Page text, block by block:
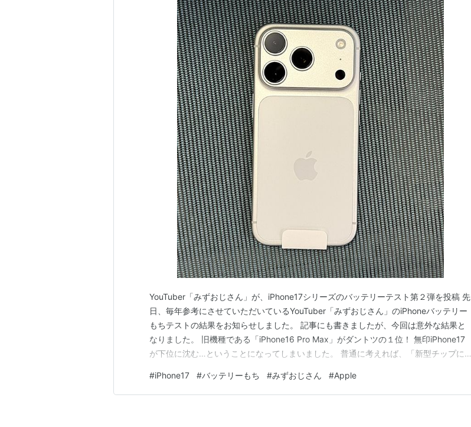
YouTuber「みずおじさん」が、iPhone17シリーズのバッテリーテスト第２弾を投稿 先
日、毎年参考にさせていただいているYouTuber「みずおじさん」のiPhoneバッテリー
もちテストの結果をお知らせしました。 記事にも書きましたが、今回は意外な結果と
なりました。 旧機種である「iPhone16 Pro Max」がダントツの１位！ 無印iPhone17
が下位に沈む…ということになってしまいました。 普通に考えれば、「新型チップに
性にも影を落とす結果となっていたのです。 「みずおじさん」もこの結果が以外だ
っ…
#iPhone17 #バッテリーもち #みずおじさん #Apple